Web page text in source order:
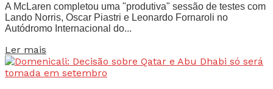
A McLaren completou uma "produtiva" sessão de testes com
Lando Norris, Oscar Piastri e Leonardo Fornaroli no
Autódromo Internacional do...
Ler mais